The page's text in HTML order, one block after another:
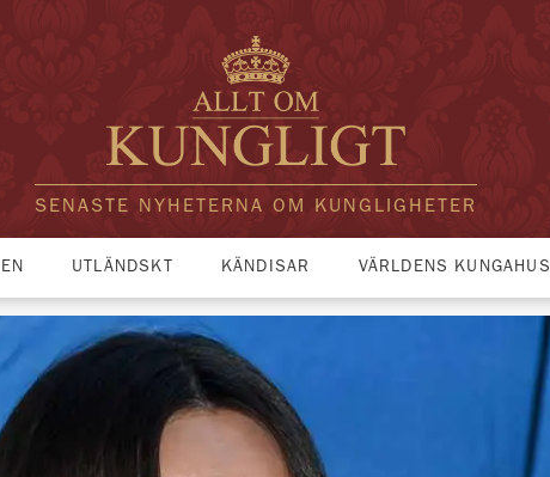
SENASTE NYHETERNA OM KUNGLIGHETER
UTLÄNDSKT KÄNDISAR VÄRLDENS KUNGAHUS